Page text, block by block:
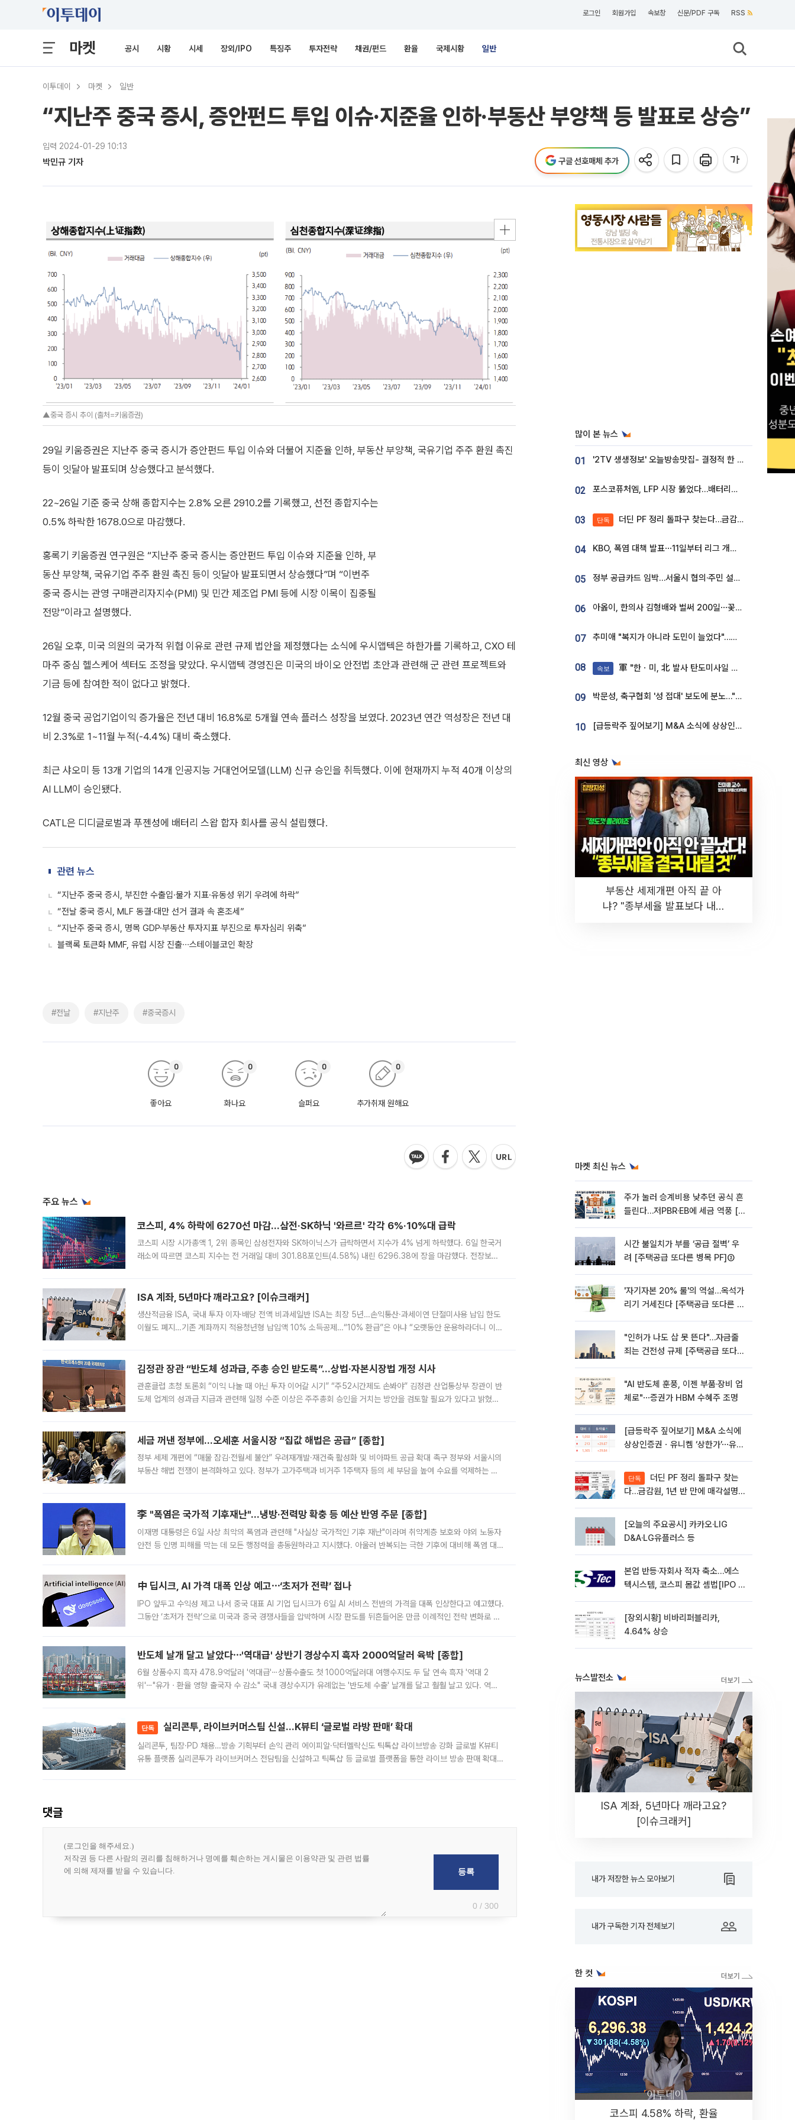
로그인 회원가입 속보창 신문/PDF 구독 RSS
마켓 공시 시황 시세 장외/IPO 특징주 투자전략 채권/펀드 환율 국제시황 일반
이투데이 마켓 일반
“지난주 중국 증시, 증안펀드 투입 이슈·지준율 인하·부동산 부양책 등 발표로 상승”
입력 2024-01-29 10:13
박민규 기자 구글 선호매체 추가
▲중국 증시 추이 (출처=키움증권)
29일 키움증권은 지난주 중국 증시가 증안펀드 투입 이슈와 더불어 지준율 인하, 부동산 부양책, 국유기업 주주 환원 촉진
등이 잇달아 발표되며 상승했다고 분석했다.
22~26일 기준 중국 상해 종합지수는 2.8% 오른 2910.2를 기록했고, 선전 종합지수는
0.5% 하락한 1678.0으로 마감했다.
홍록기 키움증권 연구원은 “지난주 중국 증시는 증안펀드 투입 이슈와 지준율 인하, 부
동산 부양책, 국유기업 주주 환원 촉진 등이 잇달아 발표되면서 상승했다”며 “이번주
중국 증시는 관영 구매관리자지수(PMI) 및 민간 제조업 PMI 등에 시장 이목이 집중될
전망”이라고 설명했다.
26일 오후, 미국 의원의 국가적 위협 이유로 관련 규제 법안을 제정했다는 소식에 우시앱텍은 하한가를 기록하고, CXO 테
마주 중심 헬스케어 섹터도 조정을 맞았다. 우시앱텍 경영진은 미국의 바이오 안전법 초안과 관련해 군 관련 프로젝트와
기금 등에 참여한 적이 없다고 밝혔다.
12월 중국 공업기업이익 증가율은 전년 대비 16.8%로 5개월 연속 플러스 성장을 보였다. 2023년 연간 역성장은 전년 대
비 2.3%로 1~11월 누적(-4.4%) 대비 축소했다.
최근 샤오미 등 13개 기업의 14개 인공지능 거대언어모델(LLM) 신규 승인을 취득했다. 이에 현재까지 누적 40개 이상의
AI LLM이 승인됐다.
CATL은 디디글로벌과 푸젠성에 배터리 스왑 합자 회사를 공식 설립했다.
관련 뉴스
“지난주 중국 증시, 부진한 수출입·물가 지표·유동성 위기 우려에 하락”
“전날 중국 증시, MLF 동결·대만 선거 결과 속 혼조세”
“지난주 중국 증시, 명목 GDP·부동산 투자지표 부진으로 투자심리 위축”
블랙록 토큰화 MMF, 유럽 시장 진출∙∙∙스테이블코인 확장
#전날 #지난주 #중국증시
좋아요
0
화나요
0
슬퍼요
0
추가취재 원해요
0
주요 뉴스
코스피, 4% 하락에 6270선 마감…삼전·SK하닉 '와르르' 각각 6%·10%대 급락
코스피 시장 시가총액 1, 2위 종목인 삼성전자와 SK하이닉스가 급락하면서 지수가 4% 넘게 하락했다. 6일 한국거
래소에 따르면 코스피 지수는 전 거래일 대비 301.88포인트(4.58%) 내린 6296.38에 장을 마감했다. 전장보다
ISA 계좌, 5년마다 깨라고요? [이슈크래커]
생산적금융 ISA, 국내 투자 이자·배당 전액 비과세일반 ISA는 최장 5년…손익통산·과세이연 단절미사용 납입 한도
이월도 폐지…기존 계좌까지 적용청년형 납입액 10% 소득공제…“10% 환급”은 아냐 “오랫동안 운용하라더니 이제
김정관 장관 “반도체 성과급, 주총 승인 받도록”…상법·자본시장법 개정 시사
관훈클럽 초청 토론회 “이익 나눌 때 아닌 투자 이어갈 시기” “주52시간제도 손봐야” 김정관 산업통상부 장관이 반
도체 업계의 성과급 지급과 관련해 일정 수준 이상은 주주총회 승인을 거치는 방안을 검토할 필요가 있다고 밝혔다.
세금 꺼낸 정부에…오세훈 서울시장 “집값 해법은 공급” [종합]
정부 세제 개편에 “매물 잠김·전월세 불안” 우려재개발·재건축 활성화 및 비아파트 공급 확대 촉구 정부와 서울시의
부동산 해법 전쟁이 본격화하고 있다. 정부가 고가주택과 비거주 1주택자 등의 세 부담을 높여 수요를 억제하는 카
李 "폭염은 국가적 기후재난"…냉방·전력망 확충 등 예산 반영 주문 [종합]
이재명 대통령은 6일 사상 최악의 폭염과 관련해 "사실상 국가적인 기후 재난"이라며 취약계층 보호와 야외 노동자
안전 등 인명 피해를 막는 데 모든 행정력을 총동원하라고 지시했다. 아울러 반복되는 극한 기후에 대비해 폭염 대응
中 딥시크, AI 가격 대폭 인상 예고⋯‘초저가 전략’ 접나
IPO 앞두고 수익성 제고 나서 중국 대표 AI 기업 딥시크가 6일 AI 서비스 전반의 가격을 대폭 인상한다고 예고했다.
그동안 ‘초저가 전략’으로 미국과 중국 경쟁사들을 압박하며 시장 판도를 뒤흔들어온 만큼 이례적인 전략 변화로 평
반도체 날개 달고 날았다⋯'역대급' 상반기 경상수지 흑자 2000억달러 육박 [종합]
6월 상품수지 흑자 478.9억달러 '역대급'⋯상품수출도 첫 1000억달러대 여행수지도 두 달 연속 흑자 '역대 2
위'⋯"유가ㆍ환율 영향 출국자 수 감소" 국내 경상수지가 유례없는 '반도체 수출' 날개를 달고 훨훨 날고 있다. 역대
단독 실리콘투, 라이브커머스팀 신설…K뷰티 ‘글로벌 라방 판매’ 확대
실리콘투, 팀장·PD 채용…방송 기획부터 손익 관리 에이피알·닥터멜락신도 틱톡샵 라이브방송 강화 글로벌 K뷰티
유통 플랫폼 실리콘투가 라이브커머스 전담팀을 신설하고 틱톡샵 등 글로벌 플랫폼을 통한 라이브 방송 판매 확대에
댓글
0 / 300
많이 본 뉴스
01 '2TV 생생정보' 오늘방송맛집- 결정적 한 수, 3종 메밀면! 메밀 소바 맛집 '의○○○○'
02 포스코퓨처엠, LFP 시장 뚫었다…배터리사와 대규모 장기 공급 합의
03 단독 더딘 PF 정리 돌파구 찾는다…금감원, 1년 반 만에 매각설명회 재개
04 KBO, 폭염 대책 발표⋯11일부터 리그 개시ㆍ경기 오후 7시 시작
05 정부 공급카드 임박…서울시 협의·주민 설득이 성패 가른다 [부동산 해법 전쟁]
06 아옳이, 한의사 김형배와 벌써 200일⋯꽃다발 들고 "프러포즈 아냐"
07 추미애 "복지가 아니라 도민이 늘었다"…재정난 책임론 정면돌파
08 속보 軍 "한ㆍ미, 北 발사 탄도미사일 제원 정밀분석 중"
09 박문성, 축구협회 '성 접대' 보도에 분노…"다 말아먹으려고 작정했나"
10 [급등락주 짚어보기] M&A 소식에 상상인증권ㆍ유니켐 ‘상한가’⋯유증 제동 걸린 SK디앤디↑
최신 영상
부동산 세제개편 아직 끝 아
냐? "종부세율 발표보다 내릴
마켓 최신 뉴스
주가 눌러 승계비용 낮추던 공식 흔
들린다…저PBR·EB에 세금 역풍 [기
시간 불일치가 부를 ‘공급 절벽’ 우
려 [주택공급 또다른 병목 PF]③
'자기자본 20% 룰'의 역설…옥석가
리기 거세진다 [주택공급 또다른 병
"인허가 나도 삽 못 뜬다"…자금줄
죄는 건전성 규제 [주택공급 또다른
"AI 반도체 훈풍, 이젠 부품·장비 업
체로"⋯증권가 HBM 수혜주 조명
[급등락주 짚어보기] M&A 소식에
상상인증권ㆍ유니켐 ‘상한가’⋯유증
단독
다…금감원, 1년 반 만에 매각설명회
[오늘의 주요공시] 카카오·LIG
D&A·LG유플러스 등
본업 반등·자회사 적자 축소…에스
텍시스템, 코스피 몸값 셈법[IPO 엑
[장외시황] 비바리퍼블리카,
4.64% 상승
뉴스발전소
ISA 계좌, 5년마다 깨라고요?
[이슈크래커]
내가 저장한 뉴스 모아보기
내가 구독한 기자 전체보기
한 컷
코스피 4.58% 하락, 환율